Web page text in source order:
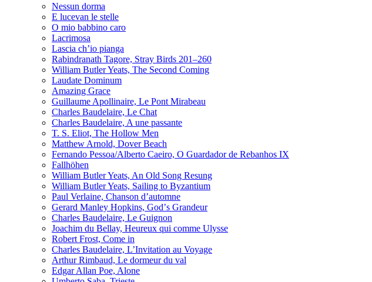
Nessun dorma
E lucevan le stelle
O mio babbino caro
Lacrimosa
Lascia ch’io pianga
Rabindranath Tagore, Stray Birds 201–260
William Butler Yeats, The Second Coming
Laudate Dominum
Amazing Grace
Guillaume Apollinaire, Le Pont Mirabeau
Charles Baudelaire, Le Chat
Charles Baudelaire, A une passante
T. S. Eliot, The Hollow Men
Matthew Arnold, Dover Beach
Fernando Pessoa/Alberto Caeiro, O Guardador de Rebanhos IX
Fallhöhen
William Butler Yeats, An Old Song Resung
William Butler Yeats, Sailing to Byzantium
Paul Verlaine, Chanson d’automne
Gerard Manley Hopkins, Godʼs Grandeur
Charles Baudelaire, Le Guignon
Joachim du Bellay, Heureux qui comme Ulysse
Robert Frost, Come in
Charles Baudelaire, L’Invitation au Voyage
Arthur Rimbaud, Le dormeur du val
Edgar Allan Poe, Alone